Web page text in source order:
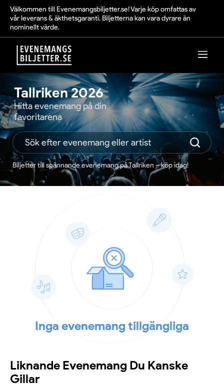
Välkommen till Evenemangsbiljetter.se! Varje köp omfattas av
vår leverans & äkthetsgaranti. Biljetterna kan vara dyrare än
nominellt värde.
Tallriken 2026
Hitta evenemang på din
favoritarena
Biljetter till spännande evenemang på Tallriken – köp idag!
Inga evenemang tillgängliga
Liknande Evenemang Du Kanske
Gillar